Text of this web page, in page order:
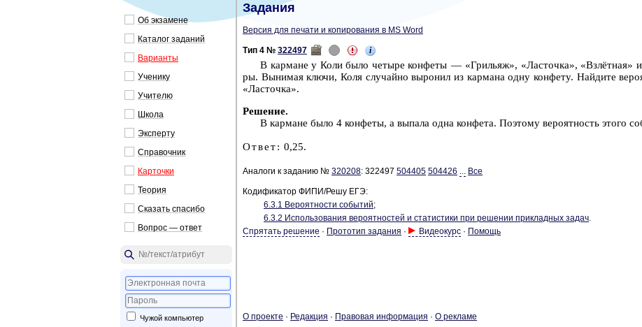
Об эк­за­ме­не
Ка­та­лог за­да­ний
Ва­ри­ан­ты
Уче­ни­ку
Учи­те­лю
Школа
Экс­пер­ту
Спра­воч­ник
Кар­точ­ки
Тео­рия
Ска­зать спа­си­бо
Во­прос — ответ
Чужой компьютер
Задания
Версия для печати и копирования в MS Word
Тип 4 № 322497 i
В кар­ма­не у Коли было че­ты­ре кон­фе­ты — «Гри­льяж», «Ла­сточ­ка», «Взлётная»
ры. Вы­ни­мая ключи, Коля слу­чай­но вы­ро­нил из кар­ма­на одну кон­фе­ту. Най­ди­те
«Ла­сточ­ка».
Ре­ше­ние.
В кар­ма­не было 4 кон­фе­ты, а вы­па­ла одна кон­фе­та. По­это­му ве­ро­ят­ность этого
Ответ: 0,25.
Аналоги к заданию № 320208: 322497 504405 504426 ... Все
Кодификатор ФИПИ/Решу ЕГЭ:
6.3.1 Ве­ро­ят­но­сти со­бы­тий;
6.3.2 Ис­поль­зо­ва­ния ве­ро­ят­но­стей и ста­ти­сти­ки при ре­ше­нии при­клад­ных задач.
Спрятать решение · Прототип задания · Видеокурс · Помощь
О про­ек­те · Ре­дак­ция · Пра­во­вая ин­фор­ма­ция · О ре­кла­ме